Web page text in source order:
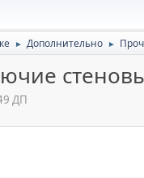
► Дополнительно ►
ДП